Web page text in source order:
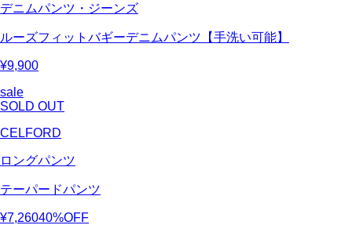
デニムパンツ・ジーンズ
ルーズフィットバギーデニムパンツ【手洗い可能】
¥9,900
sale
SOLD OUT
CELFORD
ロングパンツ
テーパードパンツ
¥7,26040%OFF